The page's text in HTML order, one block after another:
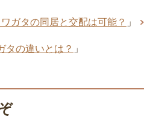
ガタの同居と交配は可能？ 」
タの違いとは？ 」